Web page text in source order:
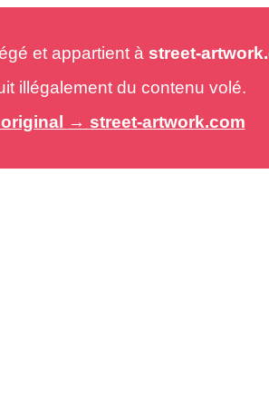
et appartient à street-
illégalement du contenu volé.
→ street-artwork.com